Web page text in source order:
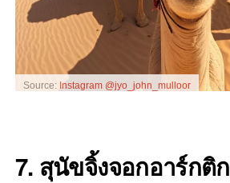
Source: Instagram @jyo_john_mulloor
7. สุนัขจิ้งจอกอาร์กติก